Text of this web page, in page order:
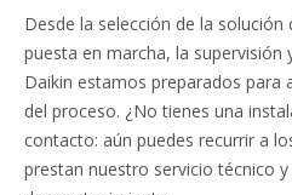
Desde la selección de la
puesta en marcha, la supervisión
Daikin estamos preparados para
del proceso. ¿No tienes una
contacto: aún puedes recurrir a
prestan nuestro servicio técnico